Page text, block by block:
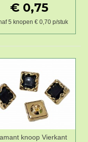
€ 0,75
5 knopen € 0,70 p/stuk
knoop Vierkant